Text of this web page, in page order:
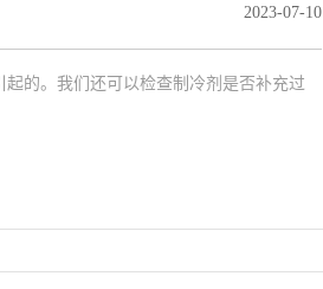
2023-07-10
的。我们还可以检查制冷剂是否补充过